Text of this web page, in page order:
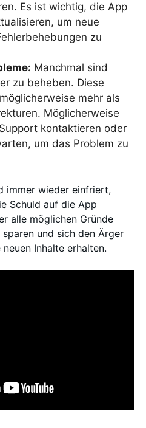
Es ist wichtig, die App
um neue
zu
Manchmal sind
zu beheben. Diese
mehr als
Möglicherweise
kontaktieren oder
um das Problem zu
immer wieder einfriert,
Schuld auf die App
alle möglichen Gründe
und sich den Ärger
Inhalte erhalten.